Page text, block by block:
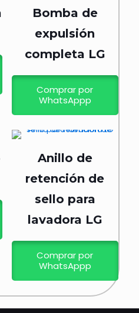
Bomba de
expulsión
completa LG
Comprar por
WhatsAppp
Anillo de
retención de
sello para
lavadora LG
Comprar por
WhatsAppp